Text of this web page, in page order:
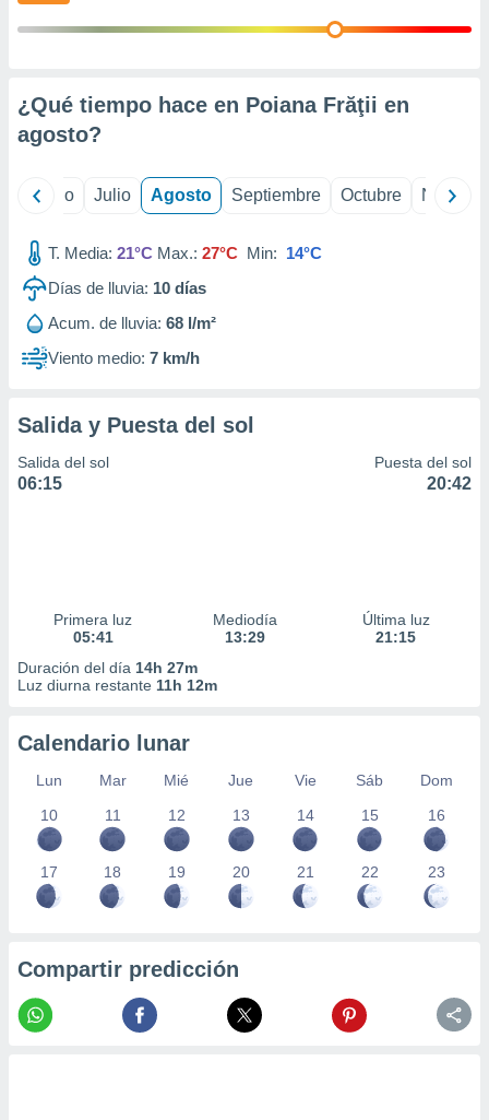
mediante
publicidad
publicidad
1199
¿Qué tiempo hace en Poiana Frăţii en
agosto?
Junio Julio Agosto Septiembre Octubre
T. Media: 21°C Max.: 27°C Min: 14°C
Días de lluvia: 10 días
Acum. de lluvia: 68 l/m²
Viento medio: 7 km/h
Salida y Puesta del sol
Salida del sol
06:15
Puesta del sol
20:42
Primera luz
05:41
Mediodía
13:29
Última luz
21:15
Duración del día 14h 27m
Luz diurna restante 11h 12m
Calendario lunar
Lun Mar Mié Jue Vie Sáb
Dom
10
11 12 13 14 15 16
17 18 19 20 21 22 23
Compartir predicción